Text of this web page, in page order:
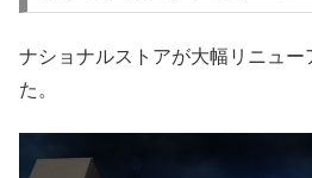
ナショナルストアが大幅リニュー
た。